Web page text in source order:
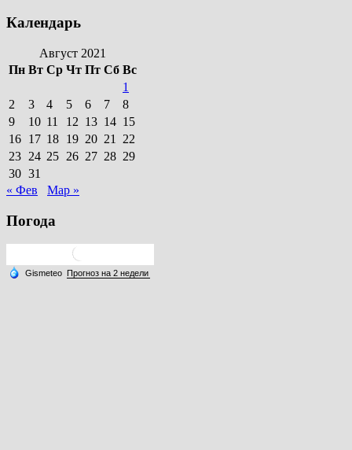
Календарь
Август 2021
Пн Вт Ср Чт Пт Сб Вс
1
2
3 4 5 6 7
8
9
10 11 12 13 14 15
16 17 18 19 20 21
22
23 24 25 26 27 28 29
30 31
« Фев
Мар »
Погода